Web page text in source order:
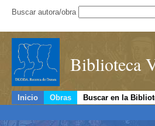
Buscar autora/obra
Biblioteca
Inicio Obras Buscar en la